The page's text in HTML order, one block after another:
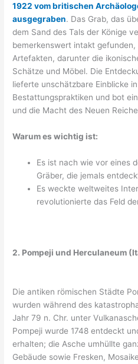
1922 vom britischen
ausgegraben. Das Grab, das
dem Sand des Tals der Könige
bemerkenswert intakt
Artefakten, darunter die
Schätze und Möbel. Die
lieferte unschätzbare Einblicke
Bestattungspraktiken und bot
und die Macht des Neuen
Warum es wichtig ist:
Es ist nach wie vor eines
Gräber, die jemals
Es weckte weltweites
revolutionierte das Feld
2. Pompeji und Herculaneum
Die antiken römischen Städte
wurden während des
Jahr 79 n. Chr. unter
Pompeji wurde 1748 entdeckt
erhalten; die Asche umhüllte
Gebäude sowie Fresken,